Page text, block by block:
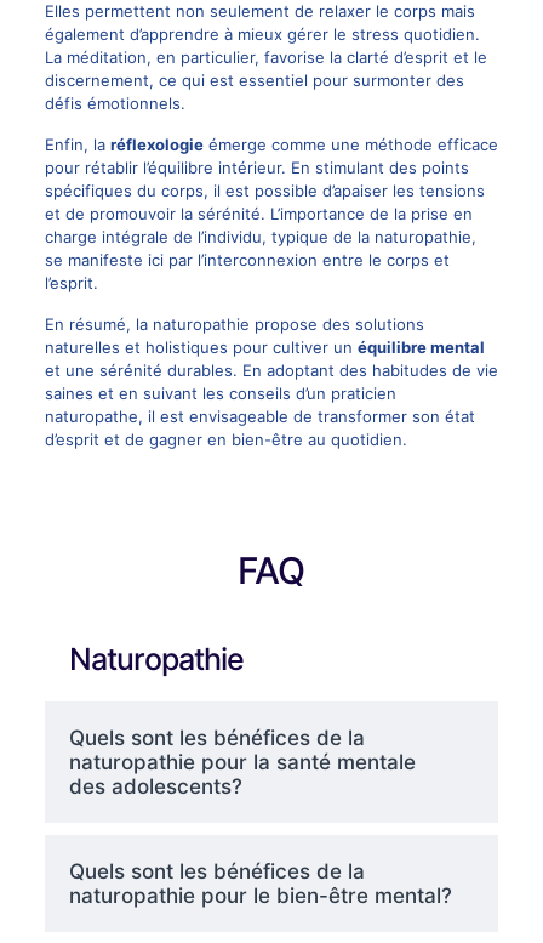
Elles permettent non seulement de relaxer le corps mais
également d’apprendre à mieux gérer le stress quotidien.
La méditation, en particulier, favorise la clarté d’esprit et le
discernement, ce qui est essentiel pour surmonter des
défis émotionnels.
Enfin, la réflexologieémerge comme une méthode efficace
pour rétablir l’équilibre intérieur. En stimulant des points
spécifiques du corps, il est possible d’apaiser les tensions
et de promouvoir la sérénité. L’importance de la prise en
charge intégrale de l’individu, typique de la naturopathie,
se manifeste ici par l’interconnexion entre le corps et
l’esprit.
En résumé, la naturopathie propose des solutions
naturelles et holistiques pour cultiver un équilibre mental
et une sérénité durables. En adoptant des habitudes de vie
saines et en suivant les conseils d’un praticien
naturopathe, il est envisageable de transformer son état
d’esprit et de gagner en bien-être au quotidien.
FAQ
Naturopathie
Quels sont les bénéfices de la
naturopathie pour la santé mentale
des adolescents?
Quels sont les bénéfices de la
naturopathie pour le bien-être mental?